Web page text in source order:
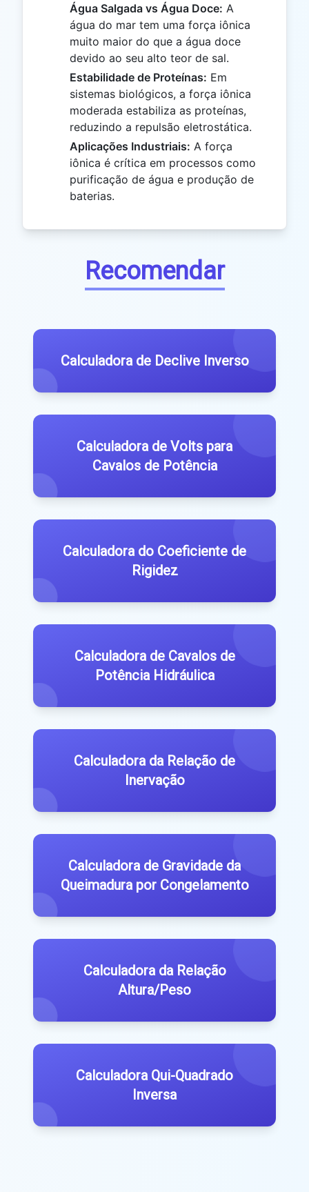
Água Salgada vs Água Doce: A
água do mar tem uma força iônica
muito maior do que a água doce
devido ao seu alto teor de sal.
Estabilidade de Proteínas: Em
sistemas biológicos, a força iônica
moderada estabiliza as proteínas,
reduzindo a repulsão eletrostática.
Aplicações Industriais: A força
iônica é crítica em processos como
purificação de água e produção de
baterias.
Recomendar
Calculadora de Declive Inverso
Calculadora de Volts para
Cavalos de Potência
Calculadora do Coeficiente de
Rigidez
Calculadora de Cavalos de
Potência Hidráulica
Calculadora da Relação de
Inervação
Calculadora de Gravidade da
Queimadura por Congelamento
Calculadora da Relação
Altura/Peso
Calculadora Qui-Quadrado
Inversa